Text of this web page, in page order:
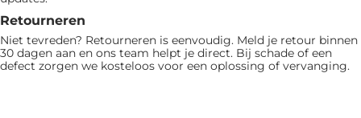
Retourneren
Niet tevreden? Retourneren is eenvoudig. Meld je retour binnen
30 dagen aan en ons team helpt je direct. Bij schade of een
defect zorgen we kosteloos voor een oplossing of vervanging.